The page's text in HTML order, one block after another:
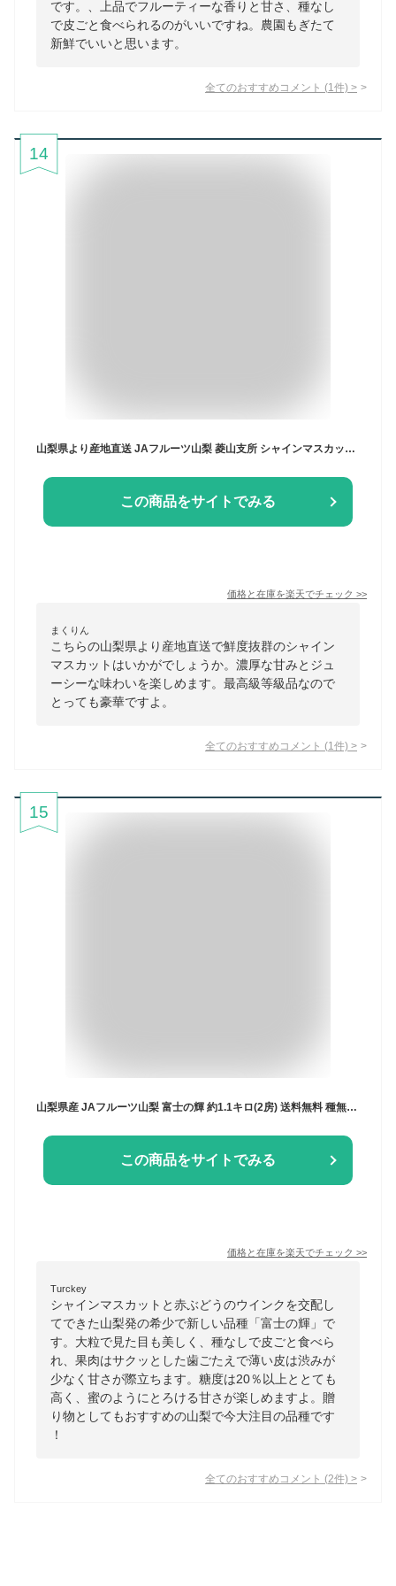
です。、上品でフルーティーな香りと甘さ、種なし
で皮ごと食べられるのがいいですね。農園もぎたて
新鮮でいいと思います。
全てのおすすめコメント (1 件) >
14
山梨県より産地直送 JAフルーツ山梨 菱山支所 シャインマスカット 最高級等級 心づくし 計約1.3キロ(650g×2房) 送料無料 葡萄 ぶどう ブドウ クール便
この商品をサイトでみる
価格と在庫を楽天でチェック >>
まくりん
こちらの山梨県より産地直送で鮮度抜群のシャイン
マスカットはいかがでしょうか。濃厚な甘みとジュ
ーシーな味わいを楽しめます。最高級等級品なので
とっても豪華ですよ。
全てのおすすめコメント (1 件) >
15
山梨県産 JAフルーツ山梨 富士の輝 約1.1キロ(2房) 送料無料 種無しぶどう 赤ブドウ ふじのかがやき
この商品をサイトでみる
価格と在庫を楽天でチェック >>
Turckey
シャインマスカットと赤ぶどうのウインクを交配し
てできた山梨発の希少で新しい品種「富士の輝」で
す。大粒で見た目も美しく、種なしで皮ごと食べら
れ、果肉はサクッとした歯ごたえで薄い皮は渋みが
少なく甘さが際立ちます。糖度は20％以上ととても
高く、蜜のようにとろける甘さが楽しめますよ。贈
り物としてもおすすめの山梨で今大注目の品種です
！
全てのおすすめコメント (2件) >